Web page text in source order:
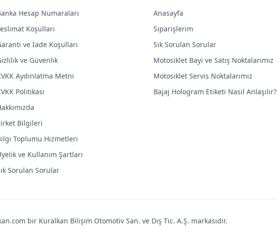
Hesap Numaraları
Koşulları
ve İade Koşulları
ve Güvenlik
Aydınlatma Metni
Politikası
Bilgileri
Toplumu Hizmetleri
ve Kullanım Şartları
Sorulan Sorular
Anasayfa
Siparişlerim
Sık Sorulan Sorular
Motosiklet Bayi ve Satış Noktalarımız
Motosiklet Servis Noktalarımız
Bajaj Hologram Etiketi Nasıl Anlaşılır?
bir Kuralkan Bilişim Otomotiv San. ve Dış Tic. A.Ş. markasıdır.